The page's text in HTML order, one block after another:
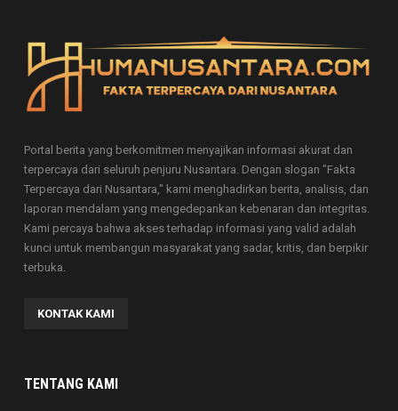
Portal berita yang berkomitmen menyajikan informasi akurat dan
terpercaya dari seluruh penjuru Nusantara. Dengan slogan "Fakta
Terpercaya dari Nusantara," kami menghadirkan berita, analisis, dan
laporan mendalam yang mengedepankan kebenaran dan integritas.
Kami percaya bahwa akses terhadap informasi yang valid adalah
kunci untuk membangun masyarakat yang sadar, kritis, dan berpikir
terbuka.
KONTAK KAMI
TENTANG KAMI